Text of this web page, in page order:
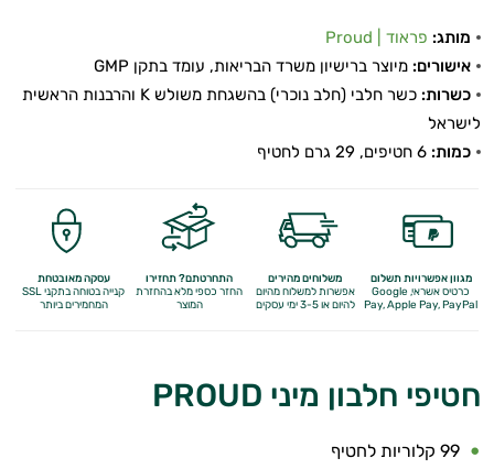
ומנוחה
שריפת
משפרי
ביצועים
גיינר
לעלייה
מותג: פראוד | Proud
אישורים: מיוצר ברישיון משרד הבריאות, עומד בתקן GMP
כשרות:
כשר חלבי (חלב נוכרי) בהשגחת משולש K והרבנות הראשית
לישראל
כמות:
מגוון אפשרויות תשלום
כרטיס אשראי, Google
Pay,Apple Pay, PayPal
משלוחים מהירים
אפשרות למשלוח מהיום
להיום או 3-5 ימי עסקים
התחרטתם? תחזירו
החזר כספי מלאבהחזרת
המוצר
עסקה מאובטחת
קנייה בטוחה בתקני SSL
המחמירים ביותר
חטיפי חלבון מיני PROUD
99 קלוריות לחטיף